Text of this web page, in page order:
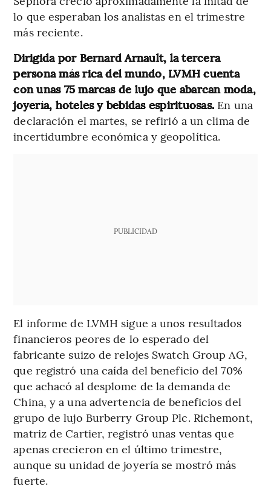
lo que esperaban los analistas en el trimestre
más reciente.
Dirigida por Bernard Arnault, la tercera
persona más rica del mundo, LVMH cuenta
con unas 75 marcas de lujo que abarcan moda,
joyería, hoteles y bebidas espirituosas. En una
declaración el martes, se refirió a un clima de
incertidumbre económica y geopolítica.
PUBLICIDAD
El informe de LVMH sigue a unos resultados
financieros peores de lo esperado del
fabricante suizo de relojes Swatch Group AG,
que registró una caída del beneficio del 70%
que achacó al desplome de la demanda de
China, y a una advertencia de beneficios del
grupo de lujo Burberry Group Plc. Richemont,
matriz de Cartier, registró unas ventas que
apenas crecieron en el último trimestre,
aunque su unidad de joyería se mostró más
fuerte.